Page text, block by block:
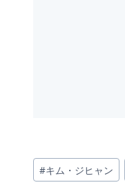
投
稿
#キム・ジヒャン